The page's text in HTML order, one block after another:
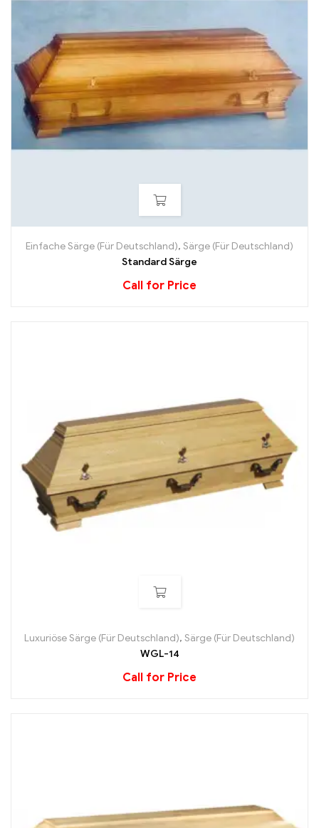
Einfache Särge (Für Deutschland), Särge (Für Deutschland)
Standard Särge
Call for Price
Luxuriöse Särge (Für Deutschland), Särge (Für Deutschland)
WGL-14
Call for Price